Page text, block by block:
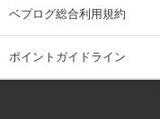
ベプログ総合利用規約
ポイントガイドライン